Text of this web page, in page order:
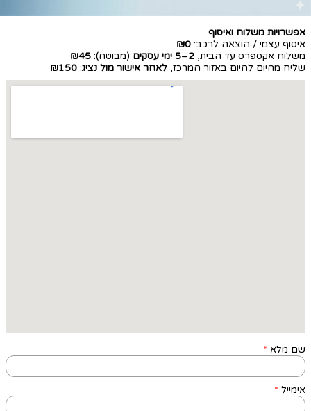
אפשרויות משלוח ואיסוף
איסוף עצמי / הוצאה לרכב: ₪0
משלוח אקספרס עד הבית, 2–5 ימי עסקים (מבוטח): ₪45
שליח מהיום להיום באזור המרכז, לאחר אישור מול נציג:
₪150
שם מלא *
אימייל *